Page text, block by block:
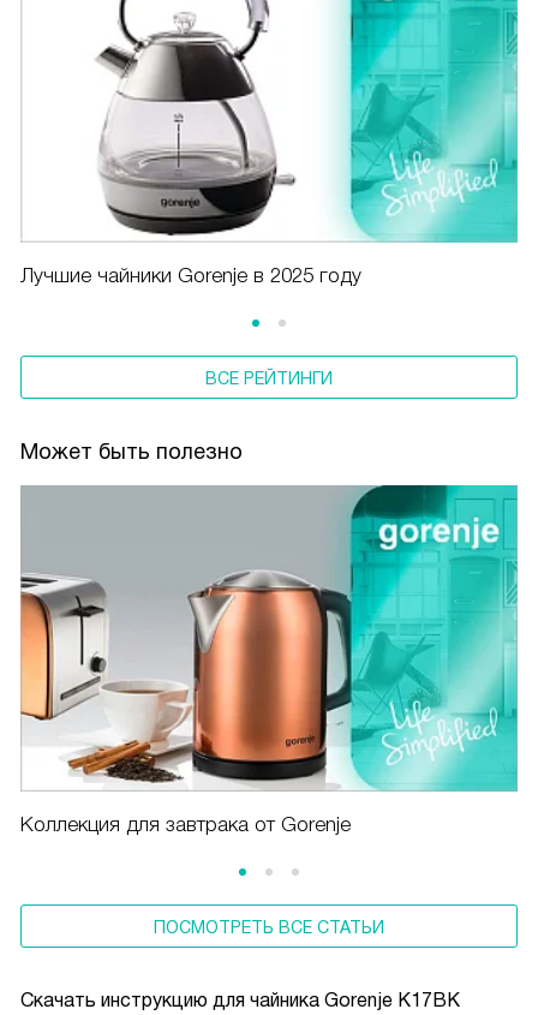
Скачать инструкцию для чайника Gorenje K17BK
Лучшие чайники Gorenje в 2025 году
ВСЕ РЕЙТИНГИ
Может быть полезно
Коллекция для завтрака от Gorenje
ПОСМОТРЕТЬ ВСЕ СТАТЬИ